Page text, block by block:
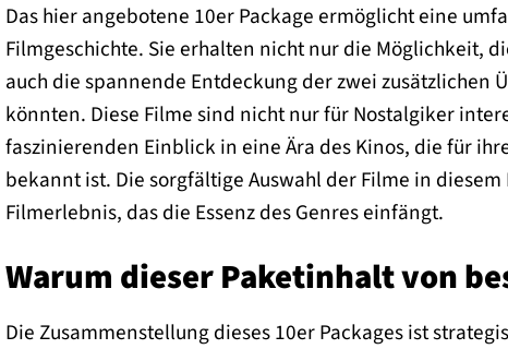
Das hier angebotene 10er Package ermöglicht eine
Filmgeschichte. Sie erhalten nicht nur die Möglichkeit,
auch die spannende Entdeckung der zwei zusätzlichen
könnten. Diese Filme sind nicht nur für Nostalgiker
faszinierenden Einblick in eine Ära des Kinos, die für
bekannt ist. Die sorgfältige Auswahl der Filme in
Filmerlebnis, das die Essenz des Genres einfängt.
Warum dieser Paketinhalt von
Die Zusammenstellung dieses 10er Packages ist